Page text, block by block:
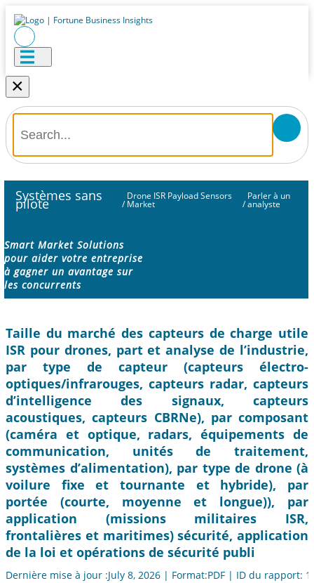
×
Systèmes sans
pilote /
Drone ISR Payload Sensors
Market /
Parler à un
analyste
Smart Market Solutions
pour aider votre entreprise
à gagner un avantage sur
les concurrents
Taille du marché des capteurs de charge utile
ISR pour drones, part et analyse de l’industrie,
par type de capteur (capteurs électro-
optiques/infrarouges, capteurs radar, capteurs
d’intelligence des signaux, capteurs
acoustiques, capteurs CBRNe), par composant
(caméra et optique, radars, équipements de
communication, unités de traitement,
systèmes d’alimentation), par type de drone (à
voilure fixe et tournante et hybride), par
portée (courte, moyenne et longue)), par
application (missions militaires ISR,
frontalières et maritimes) sécurité, application
de la loi et opérations de sécurité publi
Dernière mise à jour :July 8, 2026 | Format:PDF | ID du rapport: